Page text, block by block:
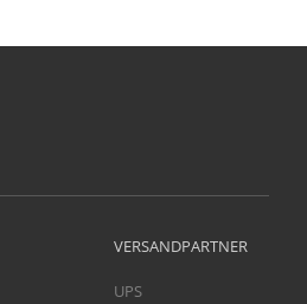
VERSANDPARTNER
UPS